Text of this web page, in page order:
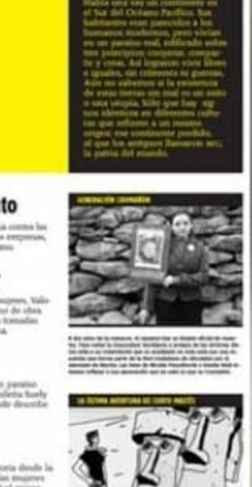
le cuentan a
esta marcha: las cerezas
(los criollos en otras
los carteles que se